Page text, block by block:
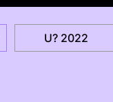
U? 2022